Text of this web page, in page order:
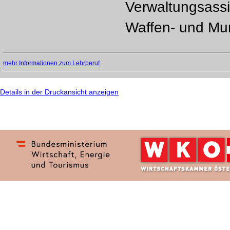
Waffen- und
mehr Informationen zum Lehrberuf
Details in der Druckansicht anzeigen